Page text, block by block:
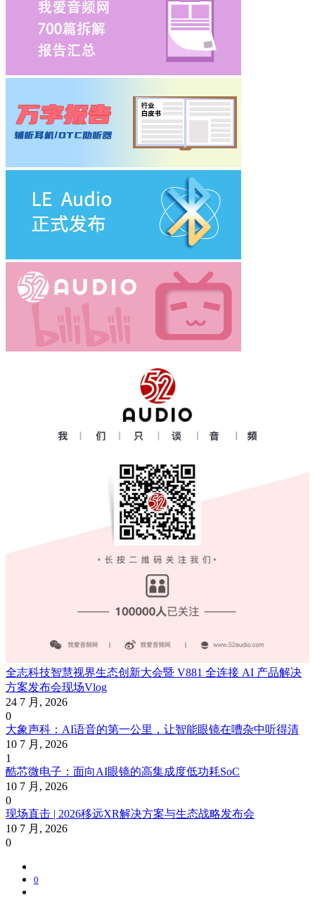
全志科技智慧视界生态创新大会暨 V881 全连接 AI 产品解决
方案发布会现场Vlog
24 7 月, 2026
0
大象声科：AI语音的第一公里，让智能眼镜在嘈杂中听得清
10 7 月, 2026
1
酷芯微电子：面向AI眼镜的高集成度低功耗SoC
10 7 月, 2026
0
现场直击 | 2026移远XR解决方案与生态战略发布会
10 7 月, 2026
0
0